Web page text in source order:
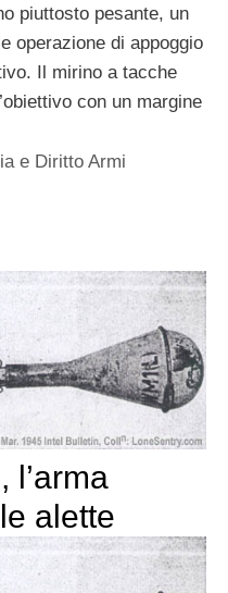
piuttosto pesante, un
operazione di appoggio
Il mirino a tacche
con un margine
e Diritto Armi
l’arma
alette